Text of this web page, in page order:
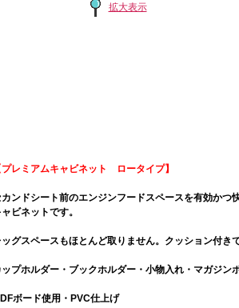
拡大表示
レミアムキャビネット ロータイプ】
ンドシート前のエンジンフードスペースを有効かつ
ビネットです。
グスペースもほとんど取りません。クッション付き
プホルダー・ブックホルダー・小物入れ・マガジン
ボード使用・PVC仕上げ